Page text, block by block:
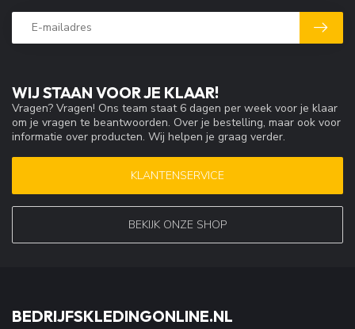
WIJ STAAN VOOR JE KLAAR!
Vragen? Vragen! Ons team staat 6 dagen per week voor je klaar
om je vragen te beantwoorden. Over je bestelling, maar ook voor
informatie over producten. Wij helpen je graag verder.
KLANTENSERVICE
BEKIJK ONZE SHOP
BEDRIJFSKLEDINGONLINE.NL